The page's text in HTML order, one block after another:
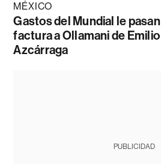
MÉXICO
Gastos del Mundial le pasan
factura a Ollamani de Emilio
Azcárraga
PUBLICIDAD